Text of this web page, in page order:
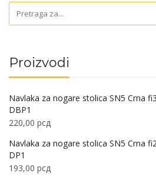
Proizvodi
Navlaka za nogare stolica SN5 Crna
DBP1
220,00 рсд
Navlaka za nogare stolica SN5 Crna
DP1
193,00 рсд